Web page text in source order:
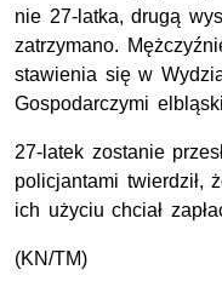
nie 27-latka, drugą
zatrzymano.
stawienia się w
Gospodarczymi
27-latek zostanie
policjantami twierdził,
ich użyciu chciał
(KN/TM)